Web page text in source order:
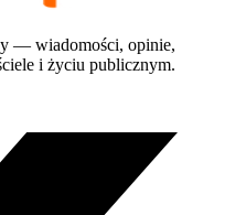
— wiadomości, opinie,
i życiu publicznym.